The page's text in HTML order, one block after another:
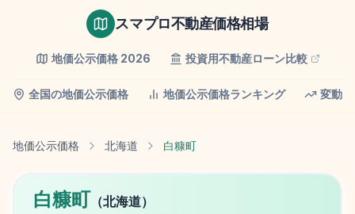
スマプロ不動産価格相場
地価公示価格 2026 投資用不動産ローン比較
全国の地価公示価格 地価公示価格ランキング 変動
地価公示価格 北海道 白糠町
白糠町 （北海道）